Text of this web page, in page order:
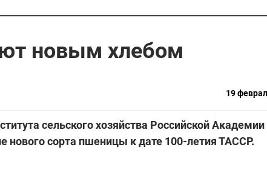
новым хлебом
19
сельского хозяйства Российской Академии
нового сорта пшеницы к дате 100-летия ТАССР.